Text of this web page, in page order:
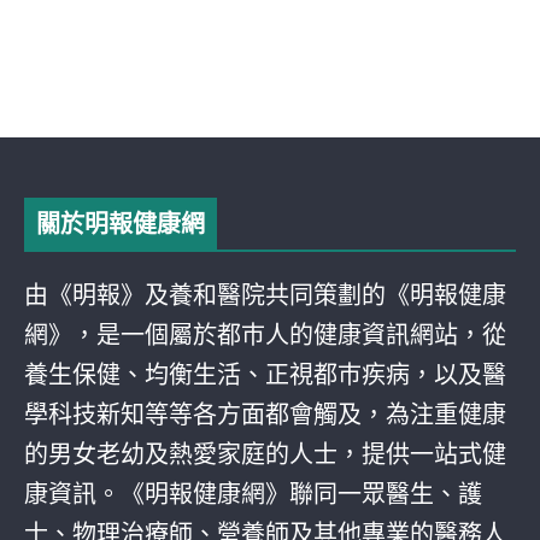
關於明報健康網
由《明報》及養和醫院共同策劃的《明報健康
網》，是一個屬於都巿人的健康資訊網站，從
養生保健、均衡生活、正視都巿疾病，以及醫
學科技新知等等各方面都會觸及，為注重健康
的男女老幼及熱愛家庭的人士，提供一站式健
康資訊。《明報健康網》聯同一眾醫生、護
士、物理治療師、營養師及其他專業的醫務人